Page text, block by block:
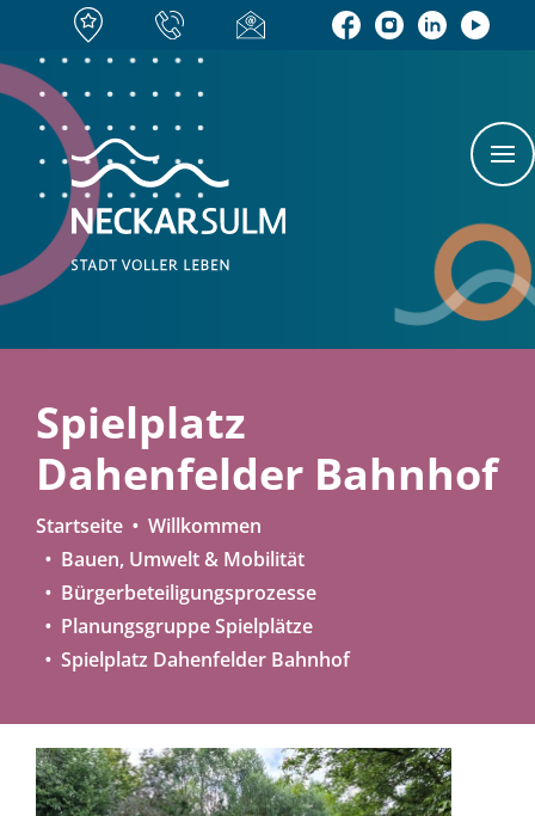
Spielplatz
Dahenfelder Bahnhof
Startseite
Willkommen
Bauen, Umwelt & Mobilität
Bürgerbeteiligungsprozesse
Planungsgruppe Spielplätze
Spielplatz Dahenfelder Bahnhof